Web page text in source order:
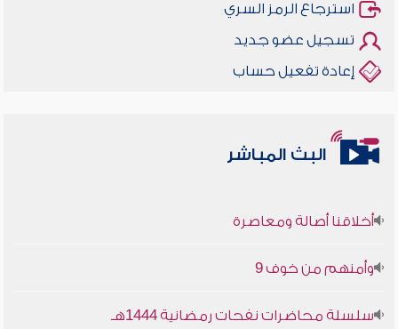
استرجاع الرمز السري
تسجيل عضو جديد
إعادة تفعيل حساب
البث المباشر
أخلاقنا أصالة ومعاصرة
وأمنهم من خوف 9